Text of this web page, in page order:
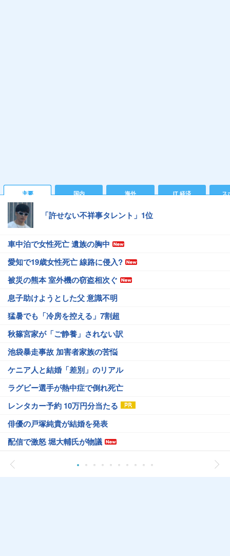
主要 国内 海外 IT 経済 ス
「許せない不祥事タレント」1位
車中泊で女性死亡 遺族の胸中
愛知で19歳女性死亡 線路に侵入?
被災の熊本 室外機の窃盗相次ぐ
息子助けようとした父 意識不明
猛暑でも「冷房を控える」7割超
秋篠宮家が「ご静養」されない訳
池袋暴走事故 加害者家族の苦悩
ケニア人と結婚「差別」のリアル
ラグビー選手が熱中症で倒れ死亡
レンタカー予約 10万円分当たる
俳優の戸塚純貴が結婚を発表
配信で激怒 堀大輔氏が物議